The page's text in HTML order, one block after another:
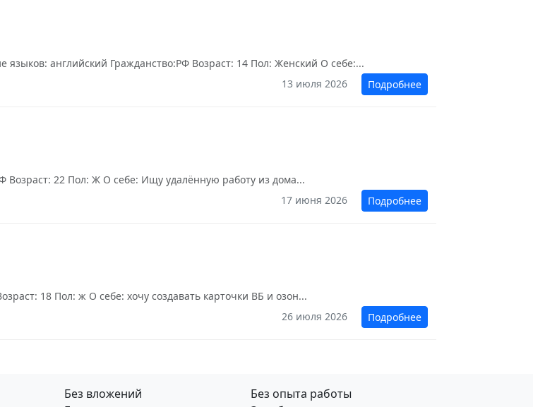
английский Гражданство:РФ Возраст: 14 Пол: Женский О себе:...
13 июля 2026
Подробнее
Возраст: 22 Пол: Ж О себе: Ищу удалённую работу из дома...
17 июня 2026
Подробнее
18 Пол: ж О себе: хочу создавать карточки ВБ и озон...
26 июля 2026
Подробнее
Без вложений
Без опыта работы